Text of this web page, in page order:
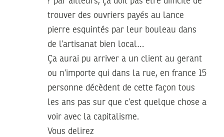
trouver des ouvriers payés au lance
pierre esquintés par leur bouleau dans
de l’artisanat bien local…
Ça aurai pu arriver a un client au gerant
ou n’importe qui dans la rue, en france 15
personne décèdent de cette façon tous
les ans pas sur que c’est quelque chose a
voir avec la capitalisme.
Vous delirez